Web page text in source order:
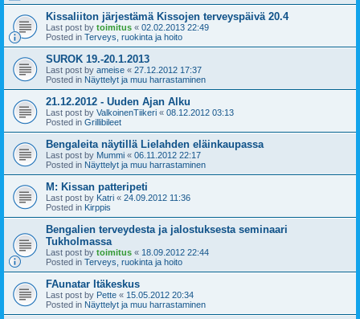
Kissaliiton järjestämä Kissojen terveyspäivä 20.4
Last post by toimitus « 02.02.2013 22:49
Posted in Terveys, ruokinta ja hoito
SUROK 19.-20.1.2013
Last post by ameise « 27.12.2012 17:37
Posted in Näyttelyt ja muu harrastaminen
21.12.2012 - Uuden Ajan Alku
Last post by ValkoinenTiikeri « 08.12.2012 03:13
Posted in Grillibileet
Bengaleita näytillä Lielahden eläinkaupassa
Last post by Mummi « 06.11.2012 22:17
Posted in Näyttelyt ja muu harrastaminen
M: Kissan patteripeti
Last post by Katri « 24.09.2012 11:36
Posted in Kirppis
Bengalien terveydesta ja jalostuksesta seminaari
Tukholmassa
Last post by toimitus « 18.09.2012 22:44
Posted in Terveys, ruokinta ja hoito
FAunatar Itäkeskus
Last post by Pette « 15.05.2012 20:34
Posted in Näyttelyt ja muu harrastaminen